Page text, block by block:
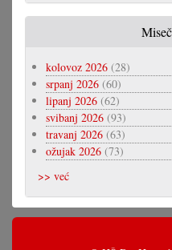
kolovoz 2026 (28)
srpanj 2026 (60)
lipanj 2026 (62)
svibanj 2026 (93)
travanj 2026 (63)
ožujak 2026 (73)
>> već